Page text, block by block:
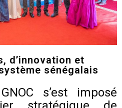
d’innovation et
sénégalais
s’est imposé